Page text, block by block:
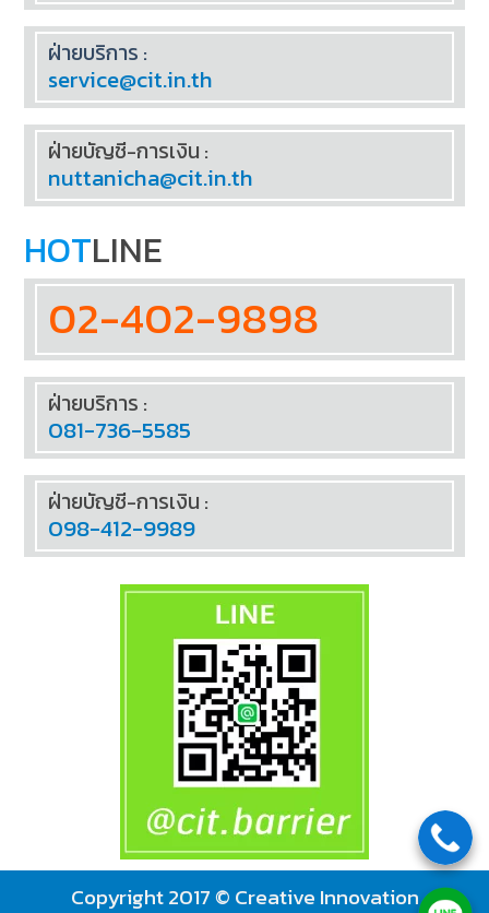
ฝ่ายบริการ :
service@cit.in.th
ฝ่ายบัญชี-การเงิน :
nuttanicha@cit.in.th
HOTLINE
02-402-9898
ฝ่ายบริการ :
081-736-5585
ฝ่ายบัญชี-การเงิน :
098-412-9989
Copyright 2017 © Creative Innovation